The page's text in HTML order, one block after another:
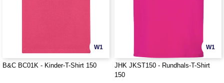
W1
B&C BC01K - Kinder-T-Shirt 150
W1
JHK JKST150 - Rundhals-T-Shirt
150